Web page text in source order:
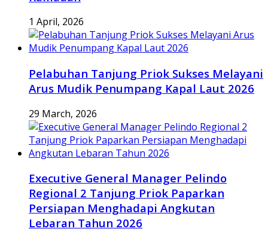
1 April, 2026
Pelabuhan Tanjung Priok Sukses Melayani
Arus Mudik Penumpang Kapal Laut 2026
29 March, 2026
Executive General Manager Pelindo
Regional 2 Tanjung Priok Paparkan
Persiapan Menghadapi Angkutan
Lebaran Tahun 2026